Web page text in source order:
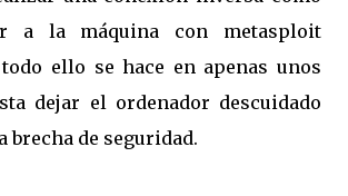
a la máquina con metasploit
ello se hace en apenas unos
dejar el ordenador descuidado
brecha de seguridad.